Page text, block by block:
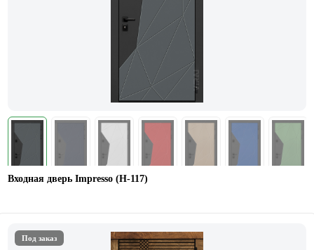
Входная дверь Impresso (H-117)
Под заказ